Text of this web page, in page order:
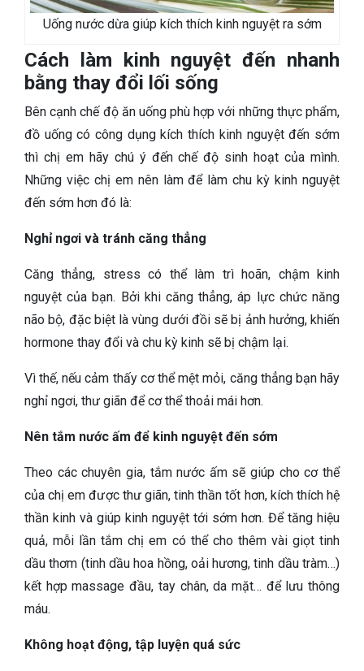
Uống nước dừa giúp kích thích kinh nguyệt ra sớm
Cách làm kinh nguyệt đến nhanh
bằng thay đổi lối sống
Bên cạnh chế độ ăn uống phù hợp với những thực phẩm,
đồ uống có công dụng kích thích kinh nguyệt đến sớm
thì chị em hãy chú ý đến chế độ sinh hoạt của mình.
Những việc chị em nên làm để làm chu kỳ kinh nguyệt
đến sớm hơn đó là:
Nghỉ ngơi và tránh căng thẳng
Căng thẳng, stress có thể làm trì hoãn, chậm kinh
nguyệt của bạn. Bởi khi căng thẳng, áp lực chức năng
não bộ, đặc biệt là vùng dưới đồi sẽ bị ảnh hưởng, khiến
hormone thay đổi và chu kỳ kinh sẽ bị chậm lại.
Vì thế, nếu cảm thấy cơ thể mệt mỏi, căng thẳng bạn hãy
nghỉ ngơi, thư giãn để cơ thể thoải mái hơn.
Nên tắm nước ấm để kinh nguyệt đến sớm
Theo các chuyên gia, tắm nước ấm sẽ giúp cho cơ thể
của chị em được thư giãn, tinh thần tốt hơn, kích thích hệ
thần kinh và giúp kinh nguyệt tới sớm hơn. Để tăng hiệu
quả, mỗi lần tắm chị em có thể cho thêm vài giọt tinh
dầu thơm (tinh dầu hoa hồng, oải hương, tinh dầu tràm…)
kết hợp massage đầu, tay chân, da mặt… để lưu thông
máu.
Không hoạt động, tập luyện quá sức